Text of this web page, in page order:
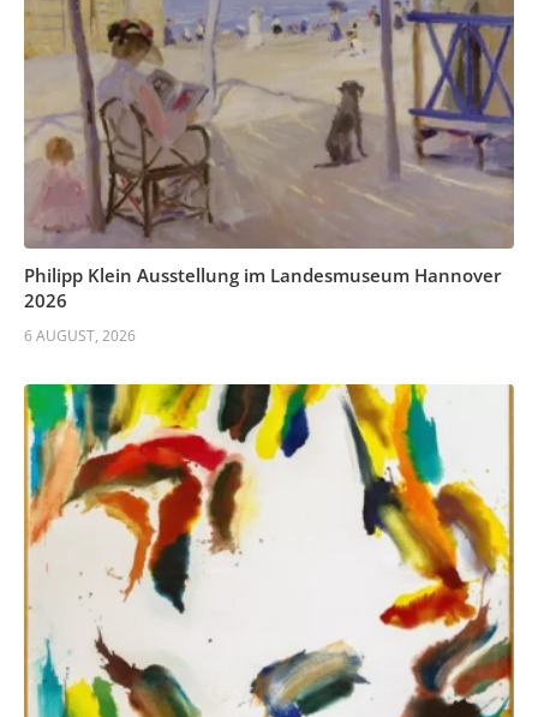
Philipp Klein Ausstellung im Landesmuseum Hannover
2026
6 AUGUST, 2026